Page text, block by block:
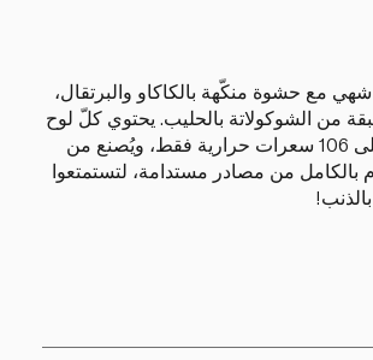
شهي مع حشوة منكّهة بالكاكاو والبرتقال،
من الشوكولاتة بالحليب. يحتوي كلّ لوح
من هذا الويفر على 106 سعرات حرارية فقط، ويُصنع من
بالكامل من مصادر مستدامة، لتستمتعوا